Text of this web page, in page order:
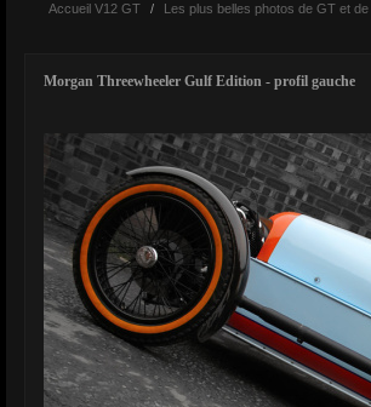
Accueil V12 GT / Les plus belles photos de GT et de
Morgan Threewheeler Gulf Edition - profil gauche